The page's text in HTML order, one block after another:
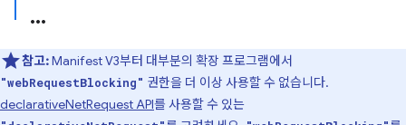
참고:Manifest V3부터 대부분의 확장 프로그램에서
"webRequestBlocking" 권한을 더 이상 사용할 수 없습니다.
declarativeNetRequest API를 사용할 수 있는